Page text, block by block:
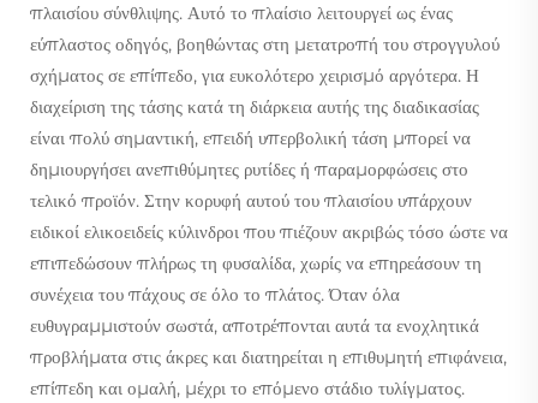
πλαισίου σύνθλιψης. Αυτό το πλαίσιο λειτουργεί ως ένας
εύπλαστος οδηγός, βοηθώντας στη μετατροπή του στρογγυλού
σχήματος σε επίπεδο, για ευκολότερο χειρισμό αργότερα. Η
διαχείριση της τάσης κατά τη διάρκεια αυτής της διαδικασίας
είναι πολύ σημαντική, επειδή υπερβολική τάση μπορεί να
δημιουργήσει ανεπιθύμητες ρυτίδες ή παραμορφώσεις στο
τελικό προϊόν. Στην κορυφή αυτού του πλαισίου υπάρχουν
ειδικοί ελικοειδείς κύλινδροι που πιέζουν ακριβώς τόσο ώστε να
επιπεδώσουν πλήρως τη φυσαλίδα, χωρίς να επηρεάσουν τη
συνέχεια του πάχους σε όλο το πλάτος. Όταν όλα
ευθυγραμμιστούν σωστά, αποτρέπονται αυτά τα ενοχλητικά
προβλήματα στις άκρες και διατηρείται η επιθυμητή επιφάνεια,
επίπεδη και ομαλή, μέχρι το επόμενο στάδιο τυλίγματος.